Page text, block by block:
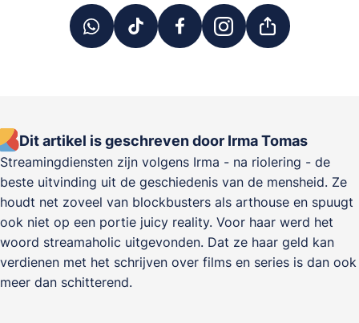
Dit artikel is geschreven door Irma Tomas
Streamingdiensten zijn volgens Irma - na riolering - de
beste uitvinding uit de geschiedenis van de mensheid. Ze
houdt net zoveel van blockbusters als arthouse en spuugt
ook niet op een portie juicy reality. Voor haar werd het
woord streamaholic uitgevonden. Dat ze haar geld kan
verdienen met het schrijven over films en series is dan ook
meer dan schitterend.